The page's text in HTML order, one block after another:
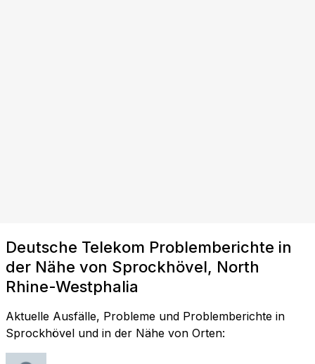
Deutsche Telekom Problemberichte in
der Nähe von Sprockhövel, North
Rhine-Westphalia
Aktuelle Ausfälle, Probleme und Problemberichte in
Sprockhövel und in der Nähe von Orten: